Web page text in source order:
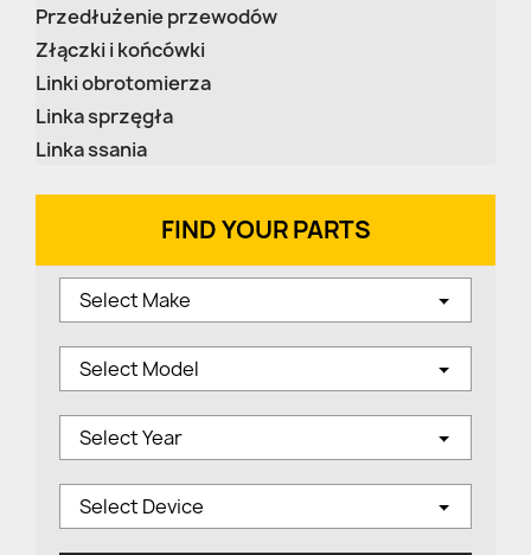
Przedłużenie przewodów
Złączki i końcówki
Linki obrotomierza
Linka sprzęgła
Linka ssania
FIND YOUR PARTS
Select Make
Select Model
Select Year
Select Device